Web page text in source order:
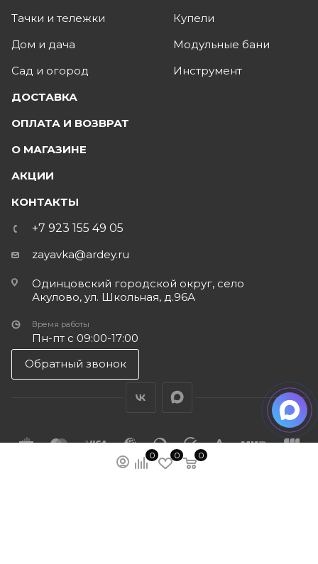
0 0 0
Тачки и тележки
Дом и дача
Сад и огород
Купели
Модульные бани
Инструмент
ДОСТАВКА
ОПЛАТА И ВОЗВРАТ
О МАГАЗИНЕ
АКЦИИ
КОНТАКТЫ
+7 923 155 49 05
zayavka@ardey.ru
Одинцовский городской округ, село
Акулово, ул. Школьная, д.96А
Время работы
Пн-пт с 09:00-17:00
Обратный звонок